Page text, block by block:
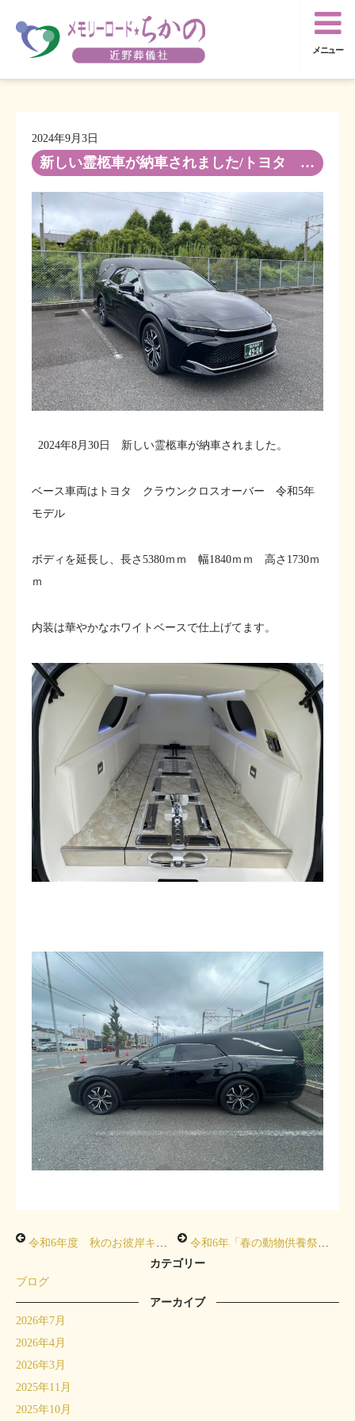
メニュー
2024年9月3日
新しい霊柩車が納車されました/トヨタ クラウンクロスオーバー
2024年8月30日 新しい霊柩車が納車されました。
ベース車両はトヨタ クラウンクロスオーバー 令和5年
モデル
ボディを延長し、長さ5380ｍｍ 幅1840ｍｍ 高さ1730ｍ
ｍ
内装は華やかなホワイトベースで仕上げてます。
令和6年度 秋のお彼岸キャンペーンを開催しました 令和6年「春の動物供養祭」を開催いたしました
カテゴリー
ブログ
アーカイブ
2026年7月
2026年4月
2026年3月
2025年11月
2025年10月